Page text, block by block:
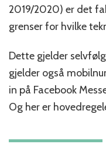
deg
for
se
webinaret
ditt
2019/2020) er det
grenser for hvilke
Dette gjelder
gjelder også
in på Facebook
Og her er